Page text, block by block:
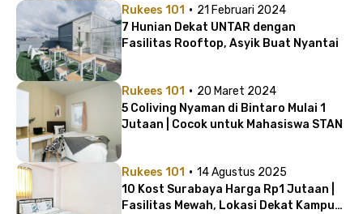
Rukees 101 · 21 Februari 2024
7 Hunian Dekat UNTAR dengan
Fasilitas Rooftop, Asyik Buat Nyantai
Rukees 101 · 20 Maret 2024
5 Coliving Nyaman di Bintaro Mulai 1
Jutaan | Cocok untuk Mahasiswa STAN
Rukees 101 · 14 Agustus 2025
10 Kost Surabaya Harga Rp1 Jutaan |
Fasilitas Mewah, Lokasi Dekat Kampus